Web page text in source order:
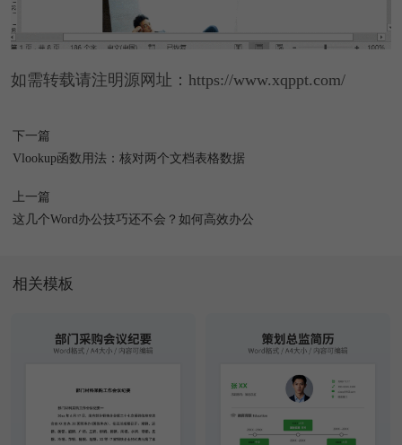
如需转载请注明源网址：https://www.xqppt.com/
下一篇
Vlookup函数用法：核对两个文档表格数据
上一篇
这几个Word办公技巧还不会？如何高效办公
相关模板